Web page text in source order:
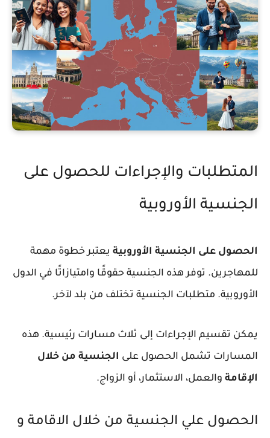
المتطلبات والإجراءات للحصول على
الجنسية الأوروبية
الحصول على الجنسية الأوروبيةيعتبر خطوة مهمة
للمهاجرين. توفر هذه الجنسية حقوقًا وامتيازاتًا في الدول
الأوروبية.متطلبات الجنسيةتختلف من بلد لآخر.
يمكن تقسيم الإجراءات إلى ثلاث مسارات رئيسية. هذه
المسارات تشمل الحصول على الجنسية من خلال
الإقامةوالعمل، الاستثمار، أو الزواج.
الحصول علي الجنسية من خلال الاقامة و